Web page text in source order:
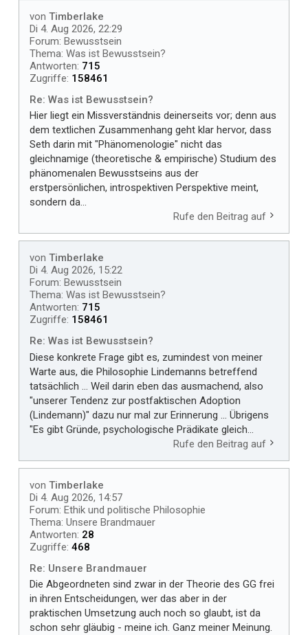
von Timberlake
Di 4. Aug 2026, 22:29
Forum: Bewusstsein
Thema: Was ist Bewusstsein?
Antworten: 715
Zugriffe: 158461
Re: Was ist Bewusstsein?
Hier liegt ein Missverständnis deinerseits vor; denn aus
dem textlichen Zusammenhang geht klar hervor, dass
Seth darin mit "Phänomenologie" nicht das
gleichnamige (theoretische & empirische) Studium des
phänomenalen Bewusstseins aus der
erstpersönlichen, introspektiven Perspektive meint,
sondern da...
Rufe den Beitrag auf
von Timberlake
Di 4. Aug 2026, 15:22
Forum: Bewusstsein
Thema: Was ist Bewusstsein?
Antworten: 715
Zugriffe: 158461
Re: Was ist Bewusstsein?
Diese konkrete Frage gibt es, zumindest von meiner
Warte aus, die Philosophie Lindemanns betreffend
tatsächlich ... Weil darin eben das ausmachend, also
"unserer Tendenz zur postfaktischen Adoption
(Lindemann)" dazu nur mal zur Erinnerung ... Übrigens
"Es gibt Gründe, psychologische Prädikate gleich...
Rufe den Beitrag auf
von Timberlake
Di 4. Aug 2026, 14:57
Forum: Ethik und politische Philosophie
Thema: Unsere Brandmauer
Antworten: 28
Zugriffe: 468
Re: Unsere Brandmauer
Die Abgeordneten sind zwar in der Theorie des GG frei
in ihren Entscheidungen, wer das aber in der
praktischen Umsetzung auch noch so glaubt, ist da
schon sehr gläubig - meine ich. Ganz meiner Meinung.